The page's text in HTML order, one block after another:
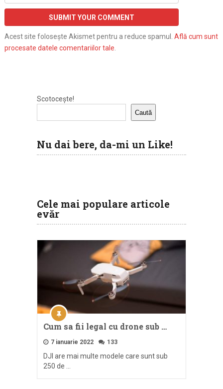
Acest site folosește Akismet pentru a reduce spamul. Află cum sunt
procesate datele comentariilor tale.
Scotocește!
Caută
Nu dai bere, da-mi un Like!
Cele mai populare articole
evăr
Cum sa fii legal cu drone sub …
7 ianuarie 2022 133
DJI are mai multe modele care sunt sub
250 de …